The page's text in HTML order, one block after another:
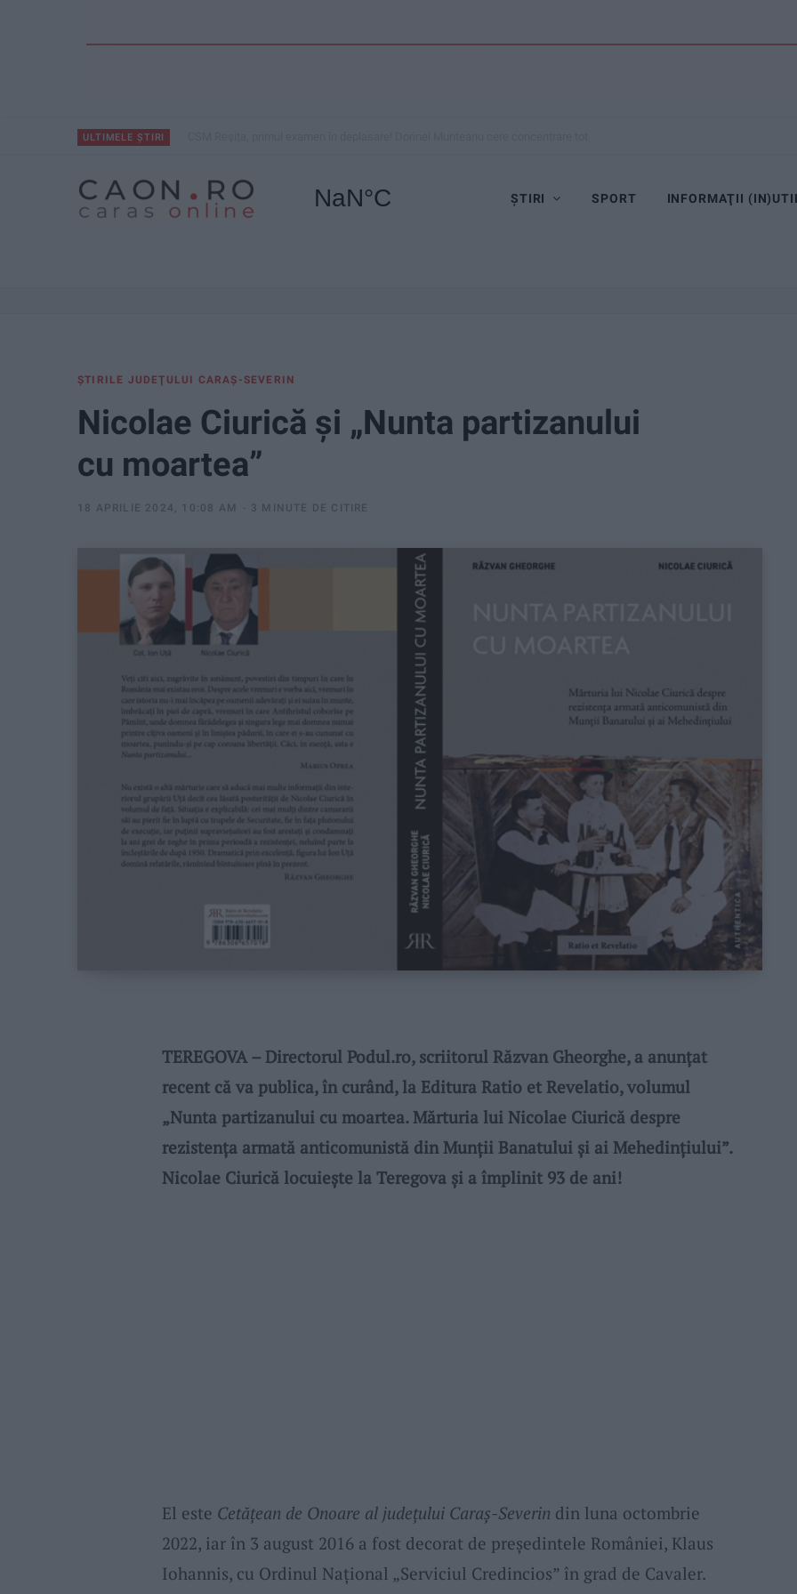
ULTIMELE ȘTIRI
ȘTIRI SPORT INFORMAŢII
ŞTIRILE JUDEŢULUI CARAŞ-SEVERIN
Nicolae Ciurică şi „Nunta partizanului
cu moartea”
18 APRILIE 2024, 10:08 AM 3 MINUTE DE CITIRE
TEREGOVA – Directorul Podul.ro, scriitorul Răzvan Gheorghe, a anunțat
recent că va publica, în curând, la Editura Ratio et Revelatio, volumul
„Nunta partizanului cu moartea. Mărturia lui Nicolae Ciurică despre
rezistența armată anticomunistă din Munții Banatului și ai Mehedințiului”.
Nicolae Ciurică locuieşte la Teregova şi a împlinit 93 de ani!
El este Cetăţean de Onoare al judeţului Caraş-Severin din luna octombrie
2022, iar în 3 august 2016 a fost decorat de președintele României, Klaus
Iohannis, cu Ordinul Național „Serviciul Credincios” în grad de Cavaler.